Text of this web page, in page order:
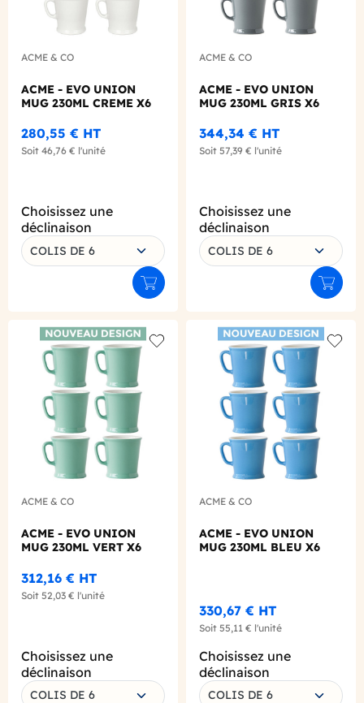
ACME & CO
ACME - EVO UNION
MUG 230ML CREME X6
280,55 € HT
Soit 46,76 € l'unité
Choisissez une
déclinaison
COLIS DE 6
Ajouter au panier
ACME & CO
ACME - EVO UNION
MUG 230ML GRIS X6
344,34 € HT
Soit 57,39 € l'unité
Choisissez une
déclinaison
COLIS DE 6
Add to wishlist
ACME & CO
ACME - EVO UNION
MUG 230ML VERT X6
312,16 € HT
Soit 52,03 € l'unité
Choisissez une
déclinaison
COLIS DE 6
ACME & CO
ACME - EVO UNION
MUG 230ML BLEU X6
330,67 € HT
Soit 55,11 € l'unité
Choisissez une
déclinaison
COLIS DE 6